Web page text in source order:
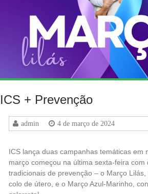
ICS + Prevenção
admin 4 de março de 2024
ICS lança duas campanhas temáticas em
março começou na última sexta-feira com
tradicionais de prevenção – o Março
colo de útero, e o Março Azul-Marinho,